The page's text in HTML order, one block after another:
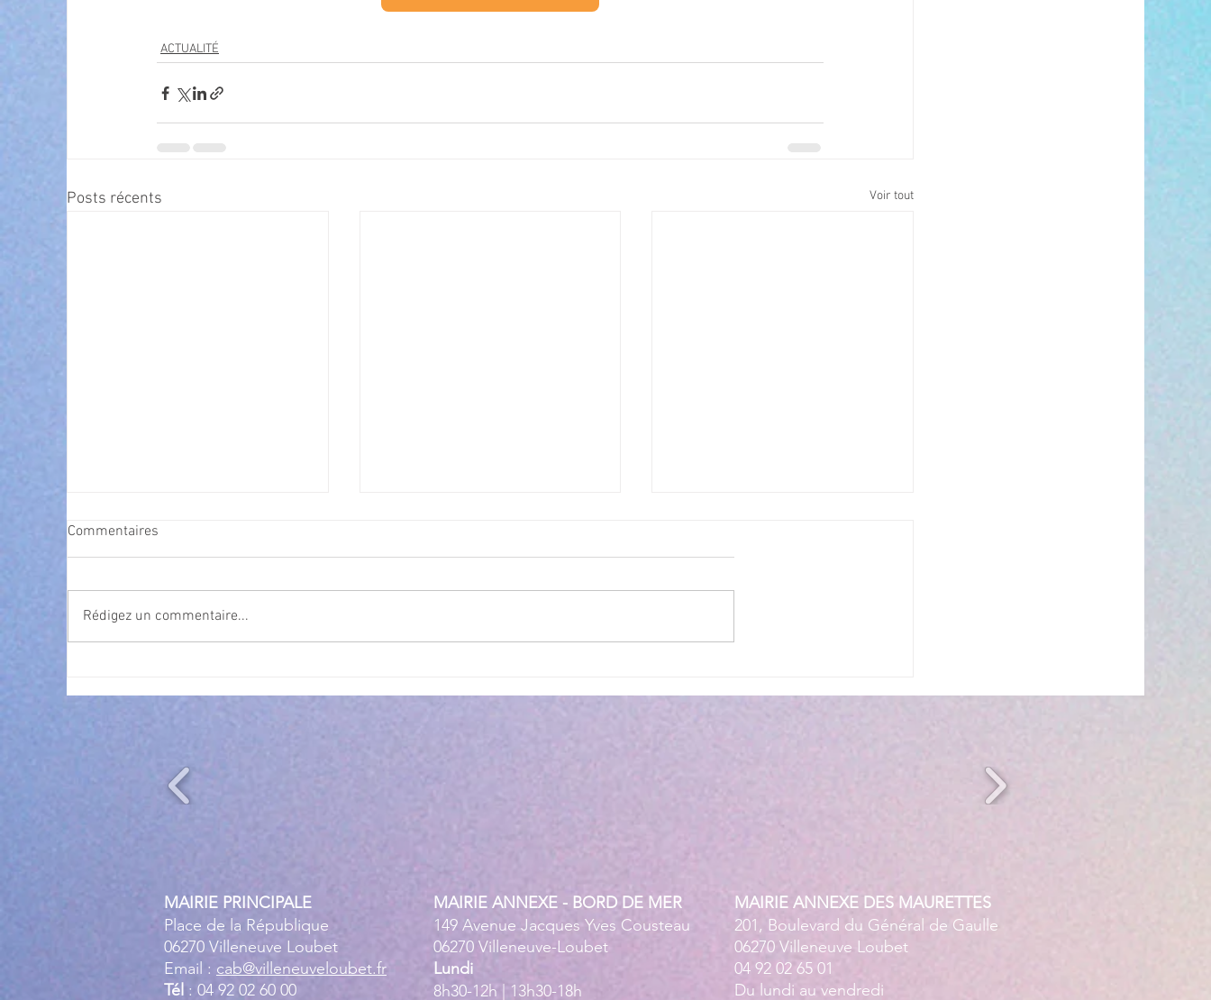
ACTUALITÉ
Posts récents Voir tout
Villeneuve Loubet ! ☀️🎤
Commentaires
Rédigez un commentaire...
MAIRIE PRINCIPALE
Place de la République
06270 Villeneuve Loubet
Email : cab@villeneuveloubet.fr
Tél : 04 92 02 60 00
MAIRIE ANNEXE - BORD DE MER
149 Avenue Jacques Yves Cousteau
06270 Villeneuve-Loubet
Lundi
8h30-12h | 13h30-18h
MAIRIE ANNEXE DES MAURETTES
201, Boulevard du Général de Gaulle
06270 Villeneuve Loubet
04 92 02 65 01
Du lundi au vendredi